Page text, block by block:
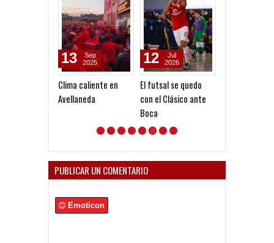
Clima caliente en
Avellaneda
13
Sep
2025
El futsal se quedo
con el Clásico ante
Boca
12
Jul
2026
PUBLICAR UN COMENTARIO
Emoticon